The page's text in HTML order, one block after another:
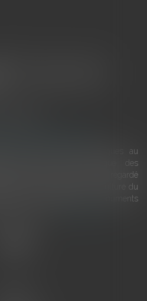
historiques
des monuments historiques au
économique et touristique des
a longtemps été regardé
que la commission de la culture du
à la gestion des monuments
ressour...